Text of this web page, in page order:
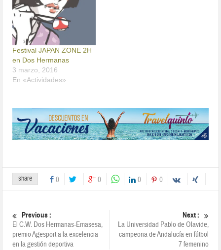
Festival JAPAN ZONE 2H
en Dos Hermanas
3 marzo, 2016
En «Actividades»
share 0 0 0 0
Previous :
El C.W. Dos Hermanas-Emasesa,
premio Agesport a la excelencia
en la gestión deportiva
Next :
La Universidad Pablo de Olavide,
campeona de Andalucía en fútbol
7 femenino